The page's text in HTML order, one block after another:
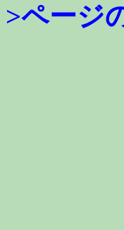
>ページ